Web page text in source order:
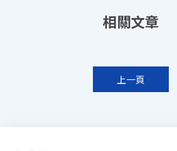
上一頁